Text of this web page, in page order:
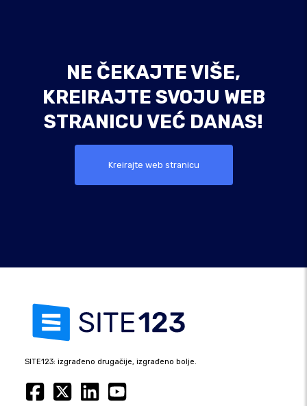
NE ČEKAJTE VIŠE,
KREIRAJTE SVOJU WEB
STRANICU VEĆ DANAS!
Kreirajte web stranicu
SITE123: izgrađeno drugačije, izgrađeno bolje.